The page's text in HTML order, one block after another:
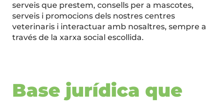
serveis que prestem, consells per a mascotes,
serveis i promocions dels nostres centres
veterinaris i interactuar amb nosaltres, sempre a
través de la xarxa social escollida.
Base jurídica que